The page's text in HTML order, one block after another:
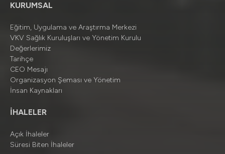
KURUMSAL
Eğitim, Uygulama ve Araştırma Merkezi
VKV Sağlık Kuruluşları ve Yönetim Kurulu
Değerlerimiz
Tarihçe
CEO Mesajı
Organizasyon Şeması ve Yönetim
İnsan Kaynakları
İHALELER
Açık İhaleler
Süresi Biten İhaleler